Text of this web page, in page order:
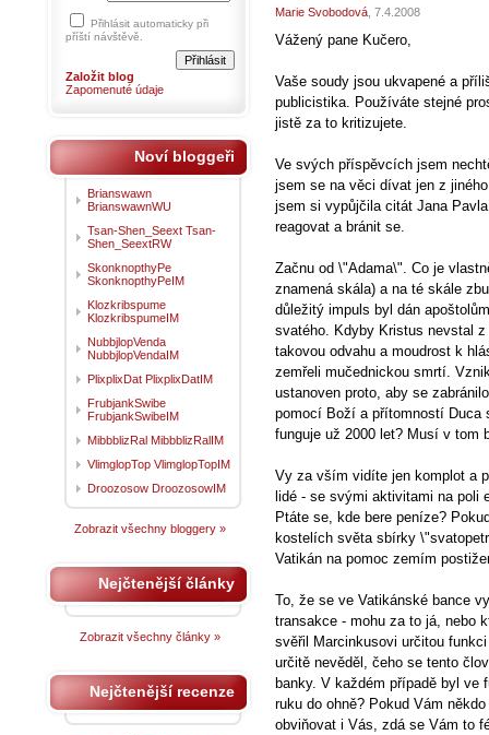
Marie Svobodová , 7.4.2008
Vážený pane Kučero,
Vaše soudy jsou ukvapené a
publicistika. Používáte stejné
jistě za to kritizujete.
Ve svých příspěvcích jsem
jsem se na věci dívat jen z
jsem si vypůjčila citát Jana
reagovat a bránit se.
Začnu od \"Adama\". Co je
znamená skála) a na té skále
důležitý impuls byl dán
svatého. Kdyby Kristus nevstal
takovou odvahu a moudrost k
zemřeli mučednickou smrtí.
ustanoven proto, aby se
pomocí Boží a přítomností Duca
funguje už 2000 let? Musí v tom
Vy za vším vidíte jen komplot a
lidé - se svými aktivitami na poli
Ptáte se, kde bere peníze?
kostelích světa sbírky
Vatikán na pomoc zemím
To, že se ve Vatikánské bance
transakce - mohu za to já, nebo
svěřil Marcinkusovi určitou
určitě nevěděl, čeho se tento
banky. V každém případě byl ve
ruku do ohně? Pokud Vám
obviňovat i Vás, zdá se Vám to
Přihlásit automaticky při
příští návštěvě.
Založit blog
Zapomenuté údaje
Noví bloggeři
Brianswawn
BrianswawnWU
Tsan-Shen_Seext Tsan-
Shen_SeextRW
SkonknopthyPe
SkonknopthyPeIM
Klozkribspume
KlozkribspumeIM
NubbjlopVenda
NubbjlopVendaIM
PlixplixDat PlixplixDatIM
FrubjankSwibe
FrubjankSwibeIM
MibbblizRal MibbblizRalIM
VlimglopTop VlimglopTopIM
Droozosow DroozosowIM
Zobrazit všechny bloggery »
Nejčtenější články
Zobrazit všechny články »
Nejčtenější recenze